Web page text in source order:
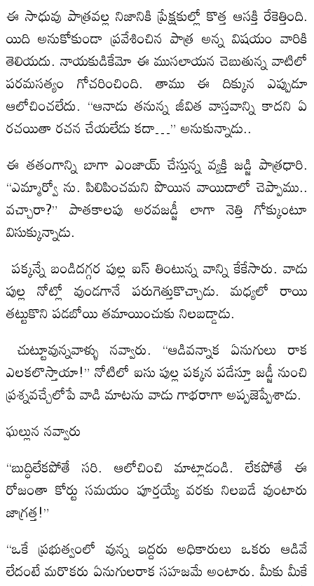
ఈ సాధువు పాత్రవల్ల నిజానికి ప్రేక్షకుల్లో కొత్త ఆసక్తి రేకెత్తింది.
యిది అనుకోకుండా ప్రవేశించిన పాత్ర అన్న విషయం వారికి
తెలియదు. నాయకుడికేమో ఈ ముసలాయన చెబుతున్న వాటిలో
పరమసత్యం గోచరించింది. తాము ఈ దిక్కున ఎప్పుడూ
ఆలోచించలేదు. “ఆనాడు తనున్న జీవిత వాస్తవాన్ని కాదని ఏ
రచయితా రచన చేయలేడు కదా…” అనుకున్నాడు..
ఈ తతంగాన్ని బాగా ఎంజాయ్ చేస్తున్న వ్యక్తి జడ్జి పాత్రధారి.
“ఎమ్మార్వో ను. పిలిపించమని పొయిన వాయిదాలో చెప్పాము..
వచ్చారా?” పాతకాలపు అరవజడ్జీ లాగా నెత్తి గోక్కుంటూ
విసుక్కున్నాడు.
పక్కన్నే బండిదగ్గర పుల్ల ఐస్ తింటున్న వాన్ని కేకేసారు. వాడు
పుల్ల నోట్లో వుండగానే పరుగెత్తుకొచ్చాడు. మధ్యలో రాయి
తట్టుకొని పడబోయి తమాయించుకు నిలబడ్డాడు.
చుట్టూవున్నవాళ్ళు నవ్వారు. “ఆడివన్నాక ఏనుగులు రాక
ఎలకలొస్తాయా!” నోటిలో ఐసు పుల్ల పక్కన పడేస్తూ జడ్జీ నుంచి
ప్రశ్నవచ్చేలోపే వాడి మాటను వాడు గాభరాగా అప్పజెప్పేశాడు.
ఘల్లున నవ్వారు
“బుద్ధిలేకపోతే సరి. ఆలోచించి మాట్లాడండి. లేకపోతే ఈ
రోజంతా కోర్టు సమయం పూర్తయ్యే వరకు నిలబడే వుంటారు
జాగ్రత్త!”
“ఒకే ప్రభుత్వంలో వున్న ఇద్దరు అధికారులు ఒకరు ఆడివే
లేదంటే మరొకరు ఏనుగులరాక సహజమే అంటారు. మీకు మీకే